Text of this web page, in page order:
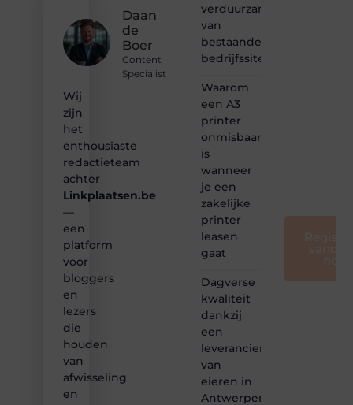
Daan
de
Boer
Content
Specialist
Wij
zijn
het
enthousiaste
redactieteam
achter
Linkplaatsen.be
—
een
platform
voor
bloggers
en
lezers
die
houden
van
afwisseling
en
verduurzamen
van
bestaande
bedrijfssites
Waarom
een A3
printer
onmisbaar
is
wanneer
je een
zakelijke
printer
leasen
gaat
Dagverse
kwaliteit
dankzij
een
leverancier
van
eieren in
Antwerpen